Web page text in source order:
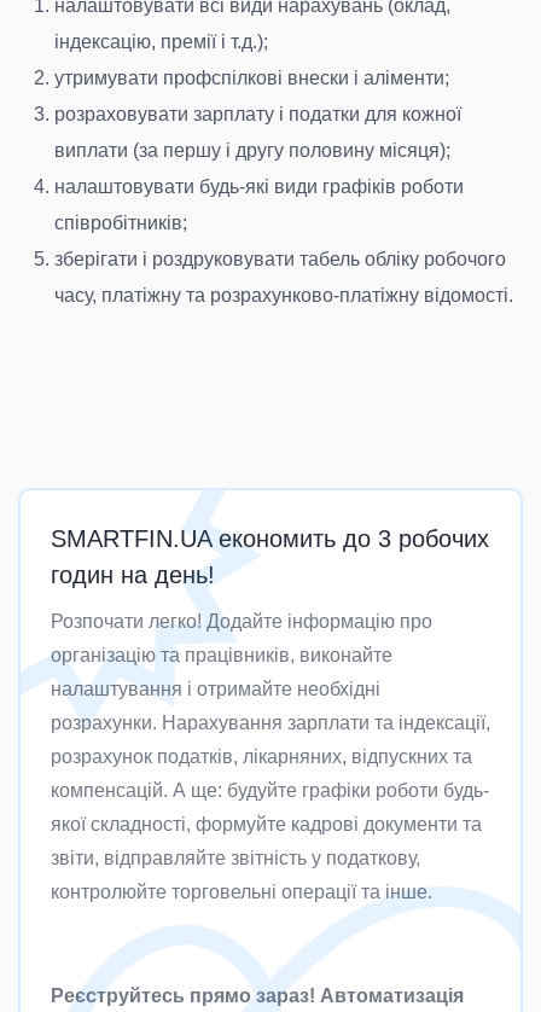
налаштовувати всі види нарахувань (оклад,
індексацію, премії і т.д.);
утримувати профспілкові внески і аліменти;
розраховувати зарплату і податки для кожної
виплати (за першу і другу половину місяця);
налаштовувати будь-які види графіків роботи
співробітників;
зберігати і роздруковувати табель обліку робочого
часу, платіжну та розрахунково-платіжну відомості.
SMARTFIN.UA економить до 3 робочих
годин на день!
Розпочати легко! Додайте інформацію про
організацію та працівників, виконайте
налаштування і отримайте необхідні
розрахунки. Нарахування зарплати та індексації,
розрахунок податків, лікарняних, відпускних та
компенсацій. А ще: будуйте графіки роботи будь-
якої складності, формуйте кадрові документи та
звіти, відправляйте звітність у податкову,
контролюйте торговельні операції та інше.
Реєструйтесь прямо зараз! Автоматизація